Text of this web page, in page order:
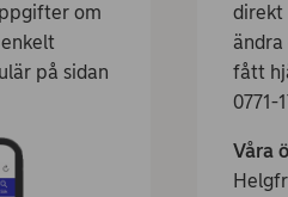
om
på sidan
direkt
ändra
fått
0771-
Våra